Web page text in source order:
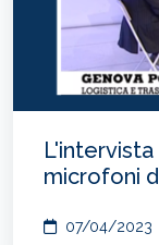
microfoni
07/04/2023